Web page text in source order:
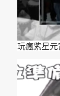
玩瘋紫星元